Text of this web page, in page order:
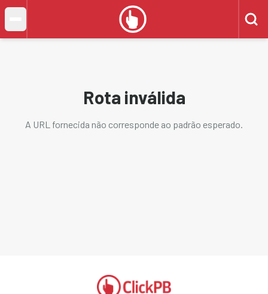
Rota inválida
A URL fornecida não corresponde ao padrão esperado.